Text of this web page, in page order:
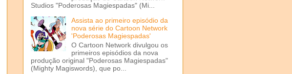
Studios "Poderosas Magiespadas" (Mi...
Assista ao primeiro episódio da
nova série do Cartoon Network
'Poderosas Magiespadas'
O Cartoon Network divulgou os
primeiros episódios da nova
produção original "Poderosas Magiespadas"
(Mighty Magiswords), que po...